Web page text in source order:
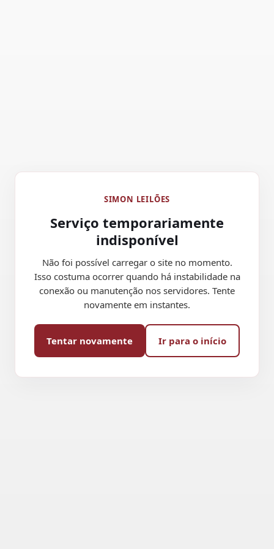
SIMON LEILÕES
Serviço temporariamente
indisponível
Não foi possível carregar o site no momento.
Isso costuma ocorrer quando há instabilidade na
conexão ou manutenção nos servidores. Tente
novamente em instantes.
Tentar novamente Ir para o início